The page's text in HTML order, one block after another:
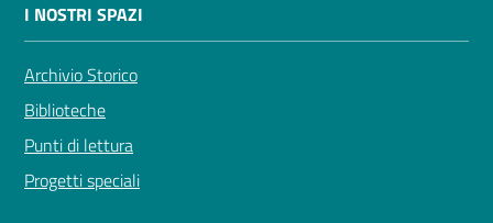
I NOSTRI SPAZI
Archivio Storico
Biblioteche
Punti di lettura
Progetti speciali